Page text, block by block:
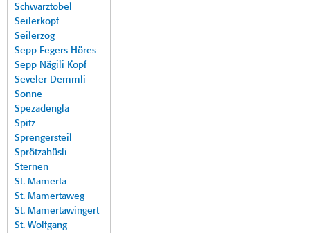
Schwarztobel
Seilerkopf
Seilerzog
Sepp Fegers Höres
Sepp Nägili Kopf
Seveler Demmli
Sonne
Spezadengla
Spitz
Sprengersteil
Sprötzahüsli
Sternen
St. Mamerta
St. Mamertaweg
St. Mamertawingert
St. Wolfgang